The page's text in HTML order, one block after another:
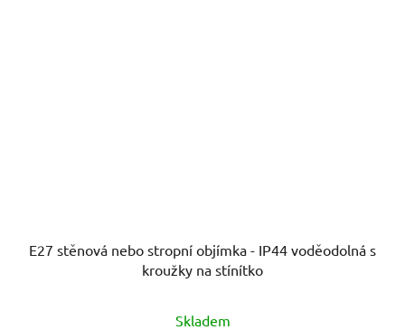
E27 stěnová nebo stropní objímka - IP44 voděodolná s
kroužky na stínítko
Skladem